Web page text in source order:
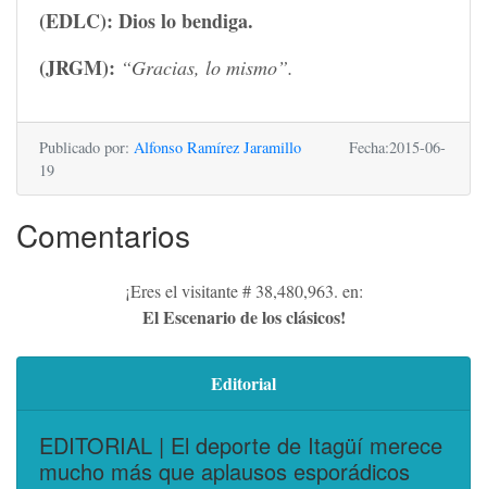
(EDLC): Dios lo bendiga.
(JRGM): “Gracias, lo mismo”.
Publicado por: Alfonso Ramírez Jaramillo Fecha:2015-06-
19
Comentarios
¡Eres el visitante # 38,480,963. en:
El Escenario de los clásicos!
Editorial
EDITORIAL | El deporte de Itagüí merece
mucho más que aplausos esporádicos